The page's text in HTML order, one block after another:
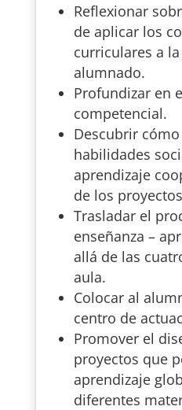
Reflexionar
de aplicar los
curriculares a
alumnado.
Profundizar en
competencial.
Descubrir
habilidades
aprendizaje
de los
Trasladar el
enseñanza –
allá de las
aula.
Colocar al
centro de
Promover el
proyectos que
aprendizaje
diferentes